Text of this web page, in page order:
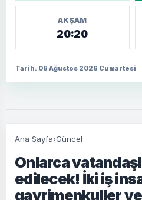
AKŞAM
20:20
Tarih: 08 Ağustos 2026 Cumartesi
Ana Sayfa›Güncel
Onlarca
edilecek! İki iş
gayrimenkuller